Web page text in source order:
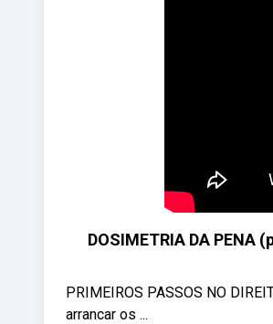
DOSIMETRIA DA
PRIMEIROS PASSOS NO
arrancar os ...